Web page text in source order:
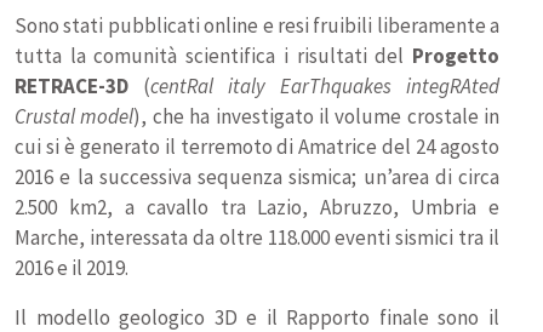
Sono stati pubblicati online e resi fruibili liberamente a
tutta la comunità scientifica i risultati del Progetto
RETRACE-3D (centRal italy EarThquakes integRAted
Crustal model), che ha investigato il volume crostale in
cui si è generato il terremoto di Amatrice del 24 agosto
2016 e la successiva sequenza sismica; un’area di circa
2.500 km2, a cavallo tra Lazio, Abruzzo, Umbria e
Marche, interessata da oltre 118.000 eventi sismici tra il
2016 e il 2019.
Il modello geologico 3D e il Rapporto finale sono il